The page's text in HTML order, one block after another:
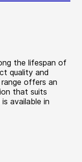
the lifespan of
quality and
range offers an
that suits
available in